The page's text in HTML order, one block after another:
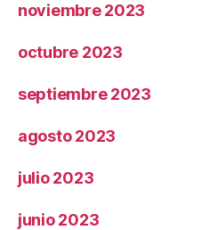
noviembre 2023
octubre 2023
septiembre 2023
agosto 2023
julio 2023
junio 2023